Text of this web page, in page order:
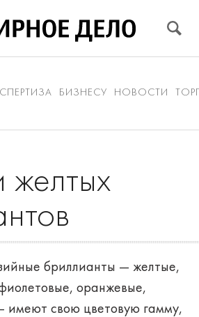
БИЗНЕСУ НОВОСТИ
желтых
бриллианты — желтые,
оранжевые,
имеют свою цветовую гамму,